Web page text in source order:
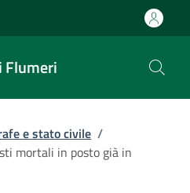
Flumeri
e stato civile /
mortali in posto già in